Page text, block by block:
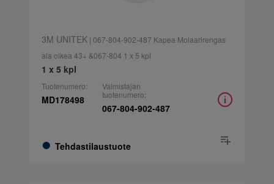
3M UNITEK| 067-804-902-487 Kapea Molaarirengas
ala oikea 43+ &067-804 1 x 5 kpl
1 x 5 kpl
Tuotenumero:
MD178498
Tehdastilaustuote
Valmistajan
tuotenumero:
067-804-902-487